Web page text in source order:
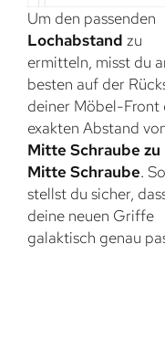
Um den passenden
Lochabstand zu
ermitteln, misst du
besten auf der
deiner Möbel-Front
exakten Abstand
Mitte Schraube zu
Mitte Schraube. So
stellst du sicher,
deine neuen Griffe
galaktisch genau